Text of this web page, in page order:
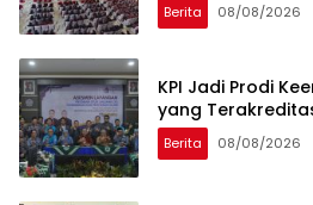
Berita 08/08/2026
KPI Jadi Prodi
yang
Berita 08/08/2026